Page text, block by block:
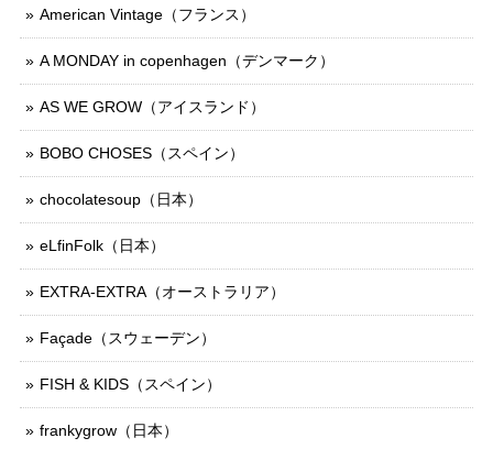
American Vintage（フランス）
A MONDAY in copenhagen（デンマーク）
AS WE GROW（アイスランド）
BOBO CHOSES（スペイン）
chocolatesoup（日本）
eLfinFolk（日本）
EXTRA-EXTRA（オーストラリア）
Façade（スウェーデン）
FISH & KIDS（スペイン）
frankygrow（日本）